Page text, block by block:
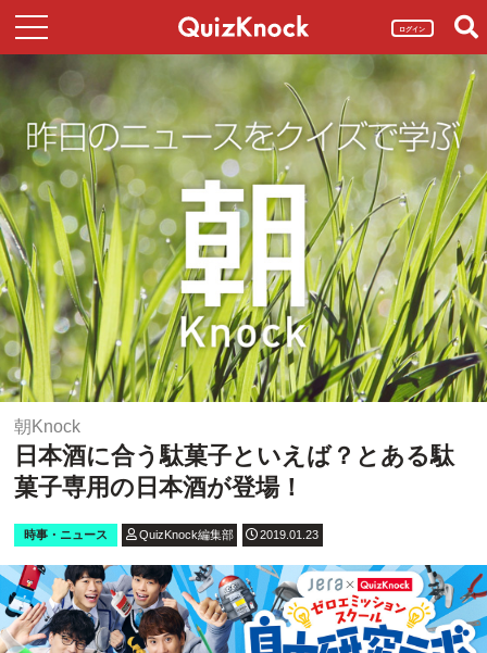
ログイン
朝Knock
日本酒に合う駄菓子といえば？とある駄
菓子専用の日本酒が登場！
時事・ニュース QuizKnock編集部 2019.01.23